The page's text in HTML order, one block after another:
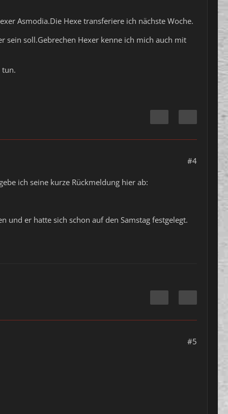
Asmodia.Die Hexe transferiere ich nächste Woche.
sein soll.Gebrechen Hexer kenne ich mich auch mit
tun.
#4
ich seine kurze Rückmeldung hier ab:
er hatte sich schon auf den Samstag festgelegt.
#5